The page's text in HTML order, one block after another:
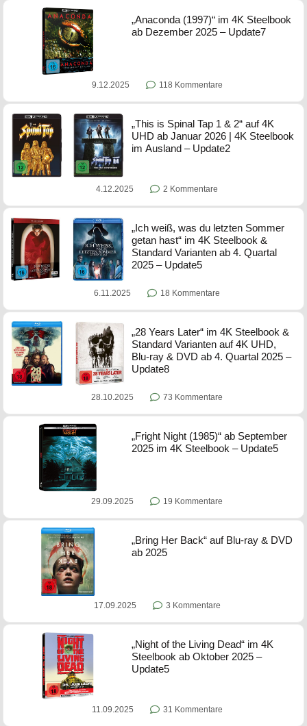
„Anaconda (1997)“ im 4K Steelbook
ab Dezember 2025 – Update7
9.12.2025 118 Kommentare
„This is Spinal Tap 1 & 2“ auf 4K
UHD ab Januar 2026 | 4K Steelbook
im Ausland – Update2
4.12.2025 2 Kommentare
„Ich weiß, was du letzten Sommer
getan hast“ im 4K Steelbook &
Standard Varianten ab 4. Quartal
2025 – Update5
6.11.2025 18 Kommentare
„28 Years Later“ im 4K Steelbook &
Standard Varianten auf 4K UHD,
Blu-ray & DVD ab 4. Quartal 2025 –
Update8
28.10.2025 73 Kommentare
„Fright Night (1985)“ ab September
2025 im 4K Steelbook – Update5
29.09.2025 19 Kommentare
„Bring Her Back“ auf Blu-ray & DVD
ab 2025
17.09.2025 3 Kommentare
„Night of the Living Dead“ im 4K
Steelbook ab Oktober 2025 –
Update5
11.09.2025 31 Kommentare